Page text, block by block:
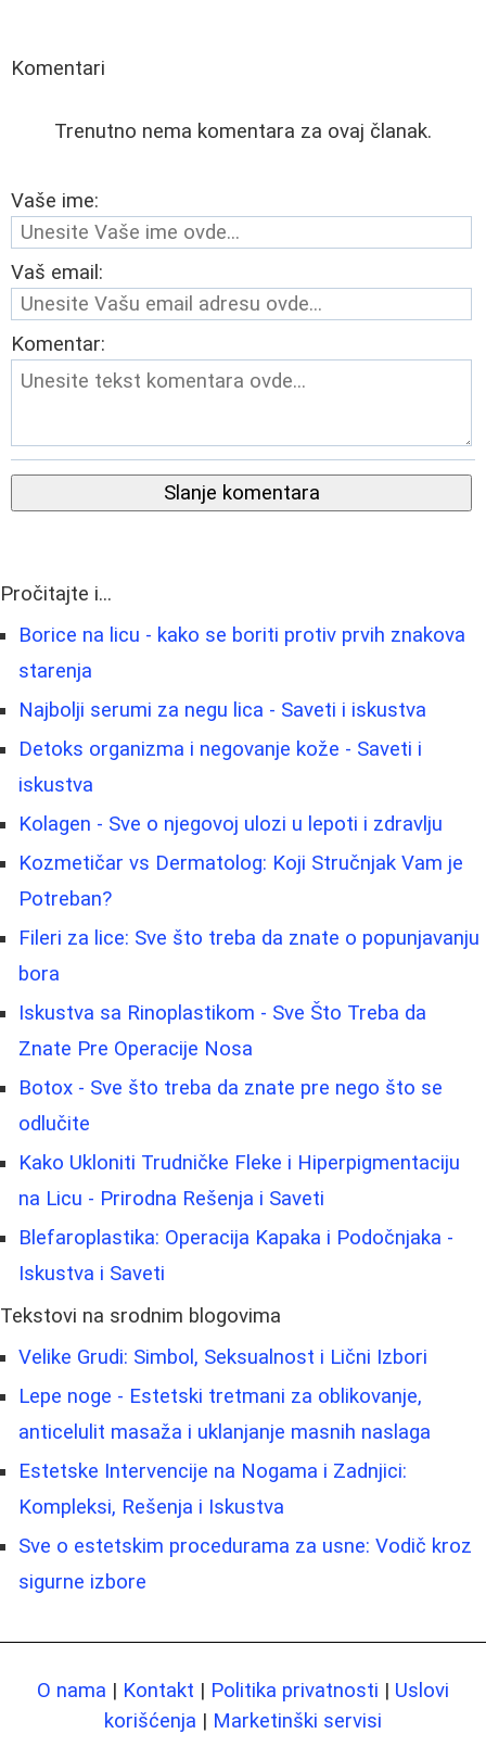
Komentari
Trenutno nema komentara za ovaj članak.
Vaše ime:
Vaš email:
Komentar:
Slanje komentara
Pročitajte i...
Borice na licu - kako se boriti protiv prvih znakova
starenja
Najbolji serumi za negu lica - Saveti i iskustva
Detoks organizma i negovanje kože - Saveti i
iskustva
Kolagen - Sve o njegovoj ulozi u lepoti i zdravlju
Kozmetičar vs Dermatolog: Koji Stručnjak Vam je
Potreban?
Fileri za lice: Sve što treba da znate o popunjavanju
bora
Iskustva sa Rinoplastikom - Sve Što Treba da
Znate Pre Operacije Nosa
Botox - Sve što treba da znate pre nego što se
odlučite
Kako Ukloniti Trudničke Fleke i Hiperpigmentaciju
na Licu - Prirodna Rešenja i Saveti
Blefaroplastika: Operacija Kapaka i Podočnjaka -
Iskustva i Saveti
Tekstovi na srodnim blogovima
Velike Grudi: Simbol, Seksualnost i Lični Izbori
Lepe noge - Estetski tretmani za oblikovanje,
anticelulit masaža i uklanjanje masnih naslaga
Estetske Intervencije na Nogama i Zadnjici:
Kompleksi, Rešenja i Iskustva
Sve o estetskim procedurama za usne: Vodič kroz
sigurne izbore
O nama | Kontakt | Politika privatnosti | Uslovi
korišćenja | Marketinški servisi